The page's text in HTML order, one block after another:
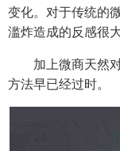
变化。对于传统的
滥炸造成的反感很大
加上微商天然对
方法早已经过时。